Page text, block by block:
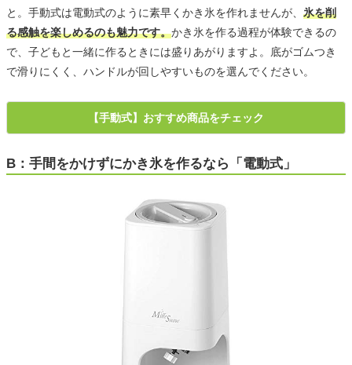
と。手動式は電動式のように素早くかき氷を作れませんが、 氷を削
る感触を楽しめるのも魅力です。かき氷を作る過程が体験できるの
で、子どもと一緒に作るときには盛りあがりますよ。底がゴムつき
で滑りにくく、ハンドルが回しやすいものを選んでください。
【手動式】おすすめ商品をチェック
B：手間をかけずにかき氷を作るなら「電動式」